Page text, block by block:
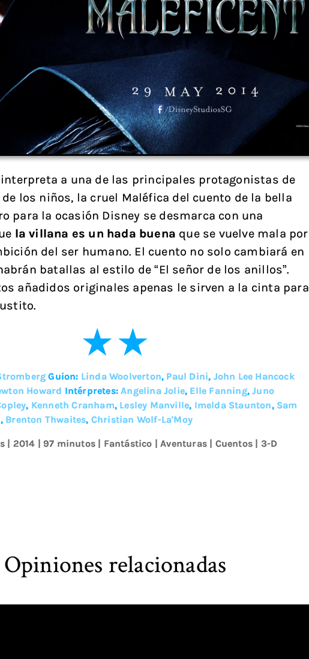
a una de las principales protagonistas de
los niños, la cruel Maléfica del cuento de la bella
para la ocasión Disney se desmarca con una
la villana es un hada buena que se vuelve mala por
del ser humano. El cuento no solo cambiará en
batallas al estilo de “El señor de los anillos”.
añadidos originales apenas le sirven a la cinta para
Guion: Linda Woolverton, Paul Dini, John Lee Hancock
Howard Intérpretes:Angelina Jolie, Elle Fanning,Juno
, Kenneth Cranham, Lesley Manville, Imelda Staunton, Sam
, Brenton Thwaites, Christian Wolf-La'Moy
2014 | 97 minutos Fantástico |Aventuras Cuentos 3-D
Opiniones relacionadas